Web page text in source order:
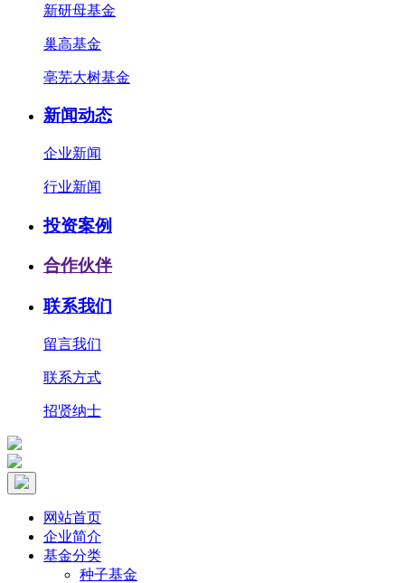
新研母基金
巢高基金
亳芜大树基金
新闻动态
企业新闻
行业新闻
投资案例
合作伙伴
联系我们
留言我们
联系方式
招贤纳士
网站首页
企业简介
基金分类
种子基金